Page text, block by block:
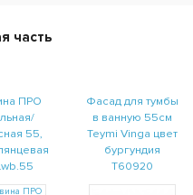
часть
ПРО
55,
Фасад для тумбы
в ванную 55см
Teymi Vinga цвет
бургундия
T60920